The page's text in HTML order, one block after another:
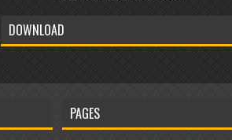
DOWNLOAD
PAGES